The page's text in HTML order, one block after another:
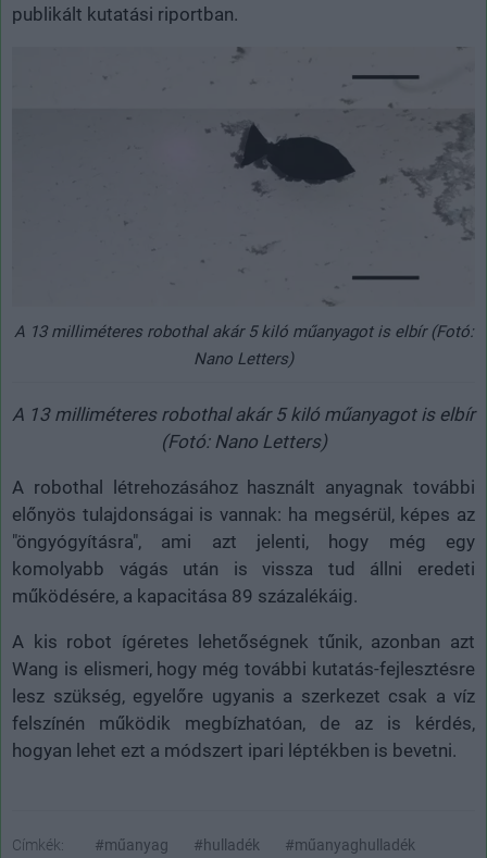
publikált kutatási riportban.
A 13 milliméteres robothal akár 5 kiló műanyagot is elbír (Fotó:
Nano Letters)
A 13 milliméteres robothal akár 5 kiló műanyagot is elbír
(Fotó: Nano Letters)
A robothal létrehozásához használt anyagnak további
előnyös tulajdonságai is vannak: ha megsérül, képes az
"öngyógyításra", ami azt jelenti, hogy még egy
komolyabb vágás után is vissza tud állni eredeti
működésére, a kapacitása 89 százalékáig.
A kis robot ígéretes lehetőségnek tűnik, azonban azt
Wang is elismeri, hogy még további kutatás-fejlesztésre
lesz szükség, egyelőre ugyanis a szerkezet csak a víz
felszínén működik megbízhatóan, de az is kérdés,
hogyan lehet ezt a módszert ipari léptékben is bevetni.
Címkék: #műanyag #hulladék #műanyaghulladék